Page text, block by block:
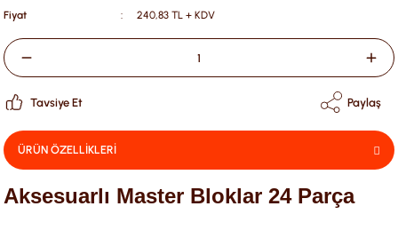
Fiyat
240,83 TL + KDV
Tavsiye Et Paylaş
ÜRÜN ÖZELLİKLERİ
Aksesuarlı Master Bloklar 24 Parça